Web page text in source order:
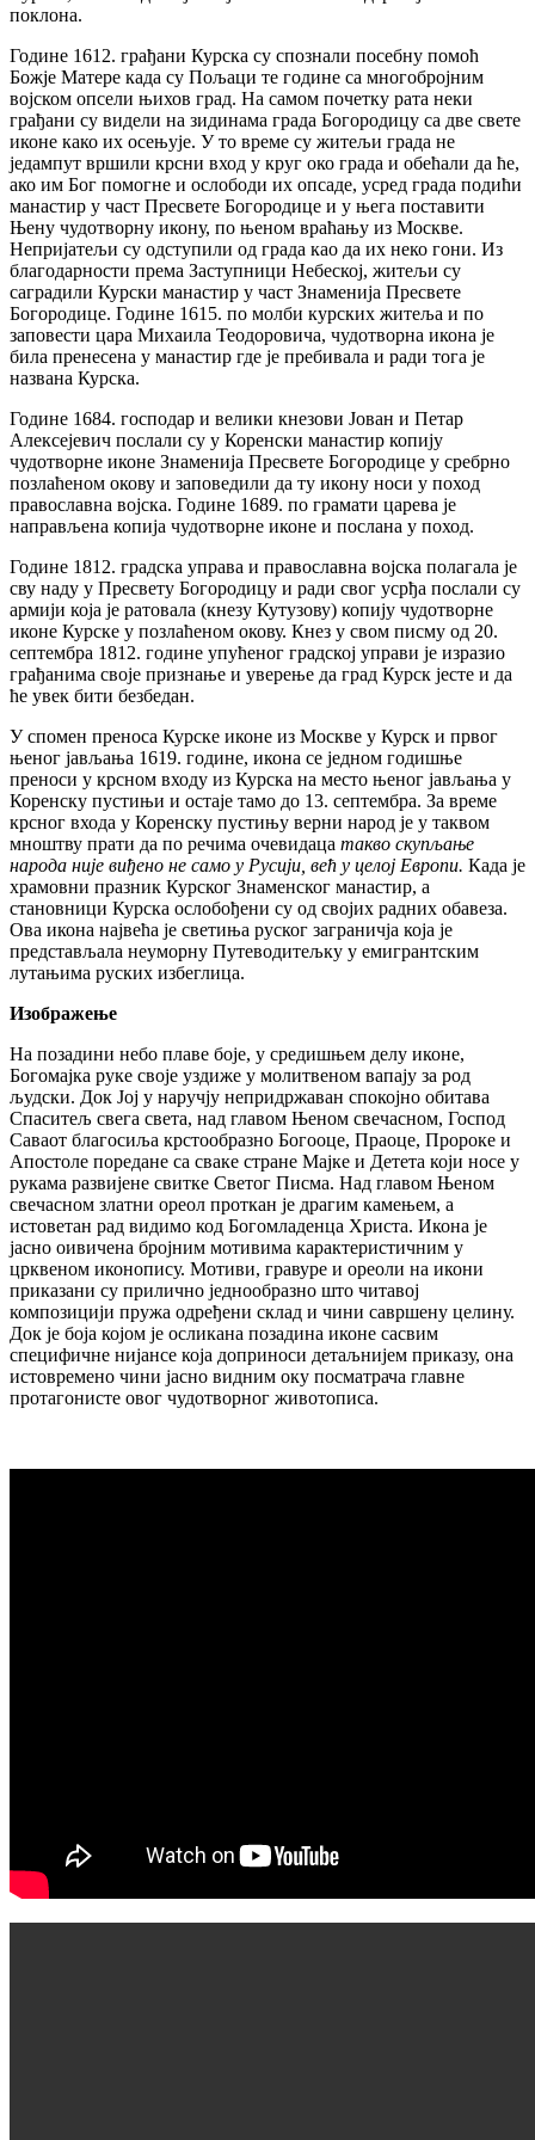
поклона.
Године 1612. грађани Курска су спознали посебну помоћ
Божје Матере када су Пољаци те године са многобројним
војском опсели њихов град. На самом почетку рата неки
грађани су видели на зидинама града Богородицу са две свете
иконе како их осењује. У то време су житељи града не
једампут вршили крсни вход у круг око града и обећали да ће,
ако им Бог помогне и ослободи их опсаде, усред града подићи
манастир у част Пресвете Богородице и у њега поставити
Њену чудотворну икону, по њеном враћању из Москве.
Непријатељи су одступили од града као да их неко гони. Из
благодарности према Заступници Небеској, житељи су
саградили Курски манастир у част Знаменија Пресвете
Богородице. Године 1615. по молби курских житеља и по
заповести цара Михаила Теодоровича, чудотворна икона је
била пренесена у манастир где је пребивала и ради тога је
названа Курска.
Године 1684. господар и велики кнезови Јован и Петар
Алексејевич послали су у Коренски манастир копију
чудотворне иконе Знаменија Пресвете Богородице у сребрно
позлаћеном окову и заповедили да ту икону носи у поход
православна војска. Године 1689. по грамати царева је
направљена копија чудотворне иконе и послана у поход.
Године 1812. градска управа и православна војска полагала је
сву наду у Пресвету Богородицу и ради свог усрђа послали су
армији која је ратовала (кнезу Кутузову) копију чудотворне
иконе Курске у позлаћеном окову. Кнез у свом писму од 20.
септембра 1812. године упућеног градској управи је изразио
грађанима своје признање и уверење да град Курск јесте и да
ће увек бити безбедан.
У спомен преноса Курске иконе из Москве у Курск и првог
њеног јављања 1619. године, икона се једном годишње
преноси у крсном входу из Курска на место њеног јављања у
Коренску пустињи и остаје тамо до 13. септембра. За време
крсног входа у Коренску пустињу верни народ је у таквом
мноштву прати да по речима очевидаца такво скупљање
народа није виђено не само у Русији, већ у целој Европи. Када је
храмовни празник Курског Знаменског манастир, а
становници Курска ослобођени су од својих радних обавеза.
Ова икона највећа је светиња руског заграничја која је
представљала неуморну Путеводитељку у емигрантским
лутањима руских избеглица.
Изображење
На позадини небо плаве боје, у средишњем делу иконе,
Богомајка руке своје уздиже у молитвеном вапају за род
људски. Док Јој у наручју непридржаван спокојно обитава
Спаситељ свега света, над главом Њеном свечасном, Господ
Саваот благосиља крстообразно Богооце, Праоце, Пророке и
Апостоле поредане са сваке стране Мајке и Детета који носе у
рукама развијене свитке Светог Писма. Над главом Њеном
свечасном златни ореол проткан је драгим камењем, а
истоветан рад видимо код Богомладенца Христа. Икона је
јасно оивичена бројним мотивима карактеристичним у
црквеном иконопису. Мотиви, гравуре и ореоли на икони
приказани су прилично једнообразно што читавој
композицији пружа одређени склад и чини савршену целину.
Док је боја којом је осликана позадина иконе сасвим
специфичне нијансе која доприноси детаљнијем приказу, она
истовремено чини јасно видним оку посматрача главне
протагонисте овог чудотворног животописа.